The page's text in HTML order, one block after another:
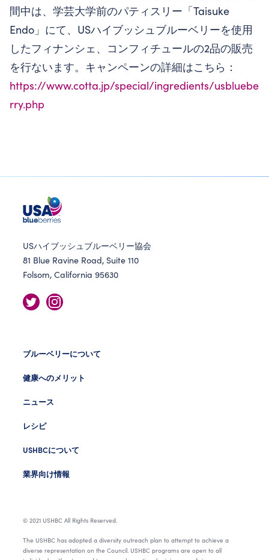
間中は、学芸大学前のパティスリー「Taisuke
Endo」にて、USハイブッシュブルーベリーを使用
したフィナンシェ、コンフィチュールの2品の販売
を行ないます。キャンペーンの詳細はこちら：
https://www.cotta.jp/special/ingredients/usbluebe
rry.php
USハイブッシュブルーベリー協会
81 Blue Ravine Road, Suite 110
Folsom, California 95630
ブルーベリーについて
健康へのメリット
ニュース
レシピ
USHBCについて
業界向け情報
© 2021 USHBC All Rights Reserved.
The USHBC has adopted a diversity outreach plan to attempt to achieve a
diverse representation on the Council. USHBC programs are open to all